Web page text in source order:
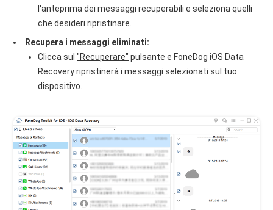
l'anteprima dei messaggi recuperabili e seleziona quelli
che desideri ripristinare.
Recupera i messaggi eliminati:
Clicca sul"Recuperare" pulsante e FoneDog iOS Data
Recovery ripristinerà i messaggi selezionati sul tuo
dispositivo.